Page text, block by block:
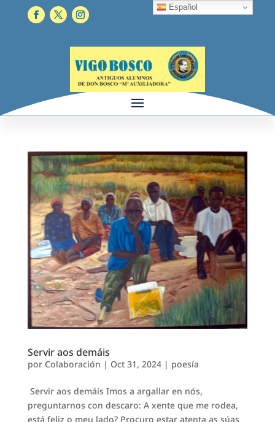
Servir aos demáis
por Colaboración | Oct 31, 2024| poesía
Servir aos demáis Imos a argallar en nós,
preguntarnos con descaro: A xente que me rodea,
está feliz o meu lado? Procuro estar atenta as súas
Español